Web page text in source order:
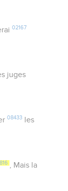
02167
juges
08433les
, Mais la